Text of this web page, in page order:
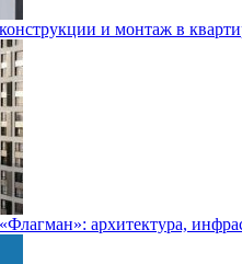
и монтаж в
архитектура,